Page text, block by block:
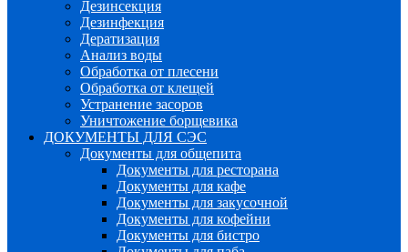
Дезинсекция
Дезинфекция
Дератизация
Анализ воды
Обработка от плесени
Обработка от клещей
Устранение засоров
Уничтожение борщевика
ДОКУМЕНТЫ ДЛЯ СЭС
Документы для общепита
Документы для ресторана
Документы для кафе
Документы для закусочной
Документы для кофейни
Документы для бистро